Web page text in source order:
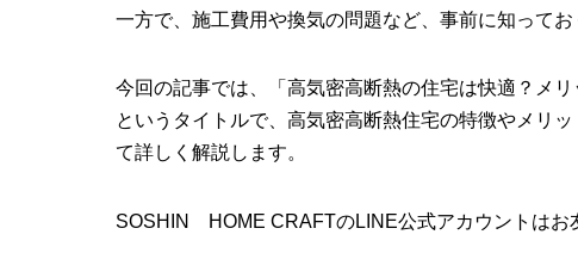
一方で、施工費用や換気の問題など、事前に知ってお
今回の記事では、「高気密高断熱の住宅は快適？メ
というタイトルで、高気密高断熱住宅の特徴やメリ
て詳しく解説します。
SOSHIN HOME CRAFTのLINE公式アカウントはお